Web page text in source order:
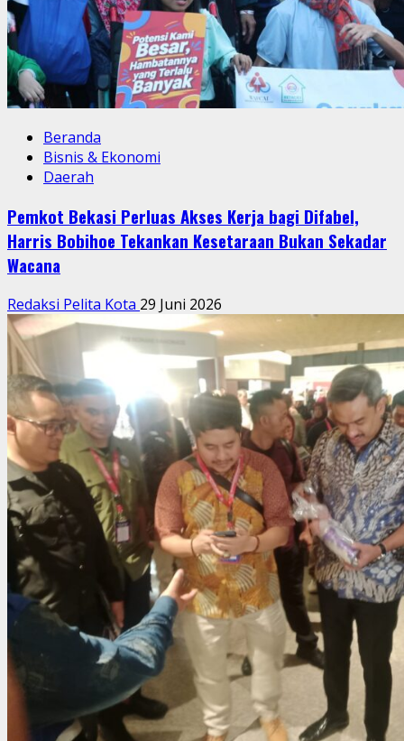
Beranda
Bisnis & Ekonomi
Daerah
Pemkot Bekasi Perluas Akses Kerja bagi Difabel,
Harris Bobihoe Tekankan Kesetaraan Bukan Sekadar
Wacana
Redaksi Pelita Kota 29 Juni 2026